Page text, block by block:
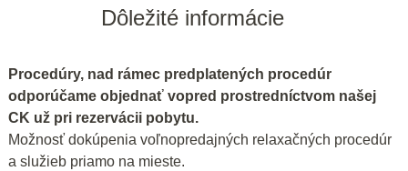
Dôležité informácie
Procedúry, nad rámec predplatených procedúr
odporúčame objednať vopred prostredníctvom našej
CK už pri rezervácii pobytu.
Možnosť dokúpenia voľnopredajných relaxačných procedúr
a služieb priamo na mieste.